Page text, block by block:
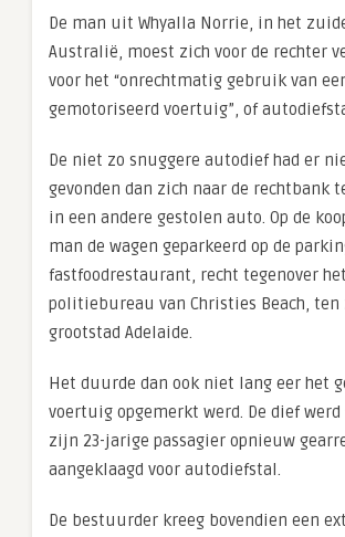
De man uit Whyalla Norrie, in het
Australië, moest zich voor de rechter
voor het “onrechtmatig gebruik van
gemotoriseerd voertuig”, of
De niet zo snuggere autodief had er
gevonden dan zich naar de rechtbank
in een andere gestolen auto. Op de
man de wagen geparkeerd op de
fastfoodrestaurant, recht tegenover het
politiebureau van Christies Beach, ten
grootstad Adelaide.
Het duurde dan ook niet lang eer het
voertuig opgemerkt werd. De dief
zijn 23-jarige passagier opnieuw
aangeklaagd voor autodiefstal.
De bestuurder kreeg bovendien een